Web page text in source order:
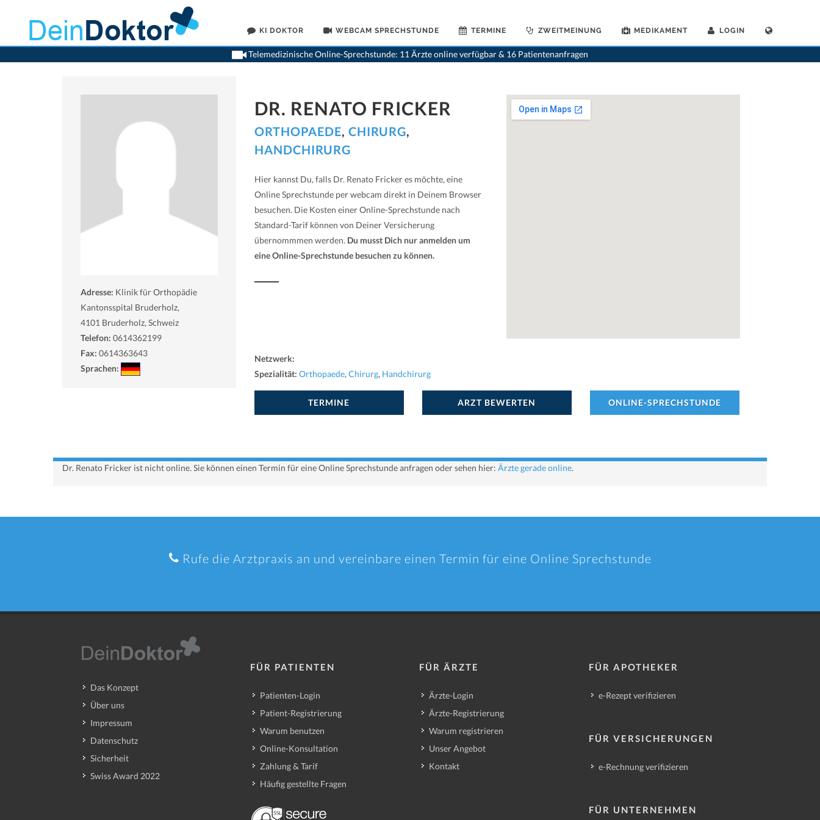
KI DOKTOR WEBCAM SPRECHSTUNDE TERMINE ZWEITMEINUNG MEDIKAMENT LOGIN
Telemedizinische Online-Sprechstunde: 11 Ärzte online verfügbar & 16 Patientenanfragen
>Orthopaden>Bruderholz>Dr. Renato Fricker>Sprechstunde mit Dr. Renato Fricker
Adresse: Klinik für Orthopädie
Kantonsspital Bruderholz,
4101 Bruderholz, Schweiz
Telefon: 0614362199
Fax: 0614363643
Sprachen:
DR. RENATO FRICKER
ORTHOPAEDE, CHIRURG,
HANDCHIRURG
Hier kannst Du, falls Dr. Renato Fricker es möchte, eine
Online Sprechstunde per webcam direkt in Deinem Browser
besuchen. Die Kosten einer Online-Sprechstunde nach
Standard-Tarif können von Deiner Versicherung
übernommmen werden. Du musst Dich nur anmelden um
eine Online-Sprechstunde besuchen zu können.
Netzwerk:
Spezialität: Orthopaede, Chirurg, Handchirurg
TERMINE ARZT BEWERTEN ONLINE-SPRECHSTUNDE
Dr. Renato Fricker ist nicht online. Sie können einen Termin für eine Online Sprechstunde anfragen oder sehen hier: Ärzte gerade online.
Rufe die Arztpraxis an und vereinbare einen Termin für eine Online Sprechstunde
Das Konzept
Über uns
Impressum
Datenschutz
Sicherheit
Swiss Award 2022
FÜR PATIENTEN
Patienten-Login
Patient-Registrierung
Warum benutzen
Online-Konsultation
Zahlung & Tarif
Häufig gestellte Fragen
FÜR ÄRZTE
Ärzte-Login
Ärzte-Registrierung
Warum registrieren
Unser Angebot
Kontakt
FÜR APOTHEKER
e-Rezept verifizieren
FÜR VERSICHERUNGEN
e-Rechnung verifizieren
FÜR UNTERNEHMEN